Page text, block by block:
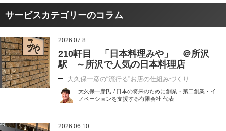
サービスカテゴリーのコラム
2026.07.8
210軒目 「日本料理みや」 ＠所沢
駅 ～所沢で人気の日本料理店
大久保一彦の“流行る”お店の仕組みづくり
大久保一彦氏 / 日本の将来のために創業・第二創業・イ
ノベーションを支援する有限会社 代表
2026.06.10